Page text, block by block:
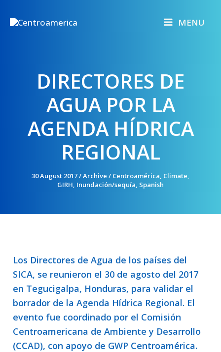
MENU
DIRECTORES DE
AGUA POR LA
AGENDA HÍDRICA
REGIONAL
30 August 2017/Archive / Centroamérica, Climate,
GIRH, Inundación/sequía, Spanish
Los Directores de Agua de los países del
SICA, se reunieron el 30 de agosto del 2017
en Tegucigalpa, Honduras, para validar el
borrador de la Agenda Hídrica Regional. El
evento fue coordinado por el Comisión
Centroamericana de Ambiente y Desarrollo
(CCAD), con apoyo de GWP Centroamérica.